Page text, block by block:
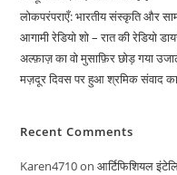
लोकपरंपराएँ: भारतीय संस्कृति और
आगामी रेडियो शो – रात की रेडियो
अल्फ़ाज़ का वो मुसाफ़िर छोड़ गया
मज़दूर दिवस पर हुआ श्रमिक संवाद
Recent Comments
Karen4710onआर्टिफिशियल